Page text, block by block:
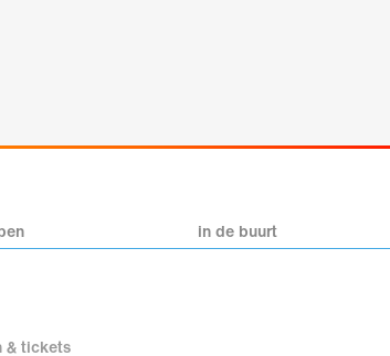
in de buurt
& tickets